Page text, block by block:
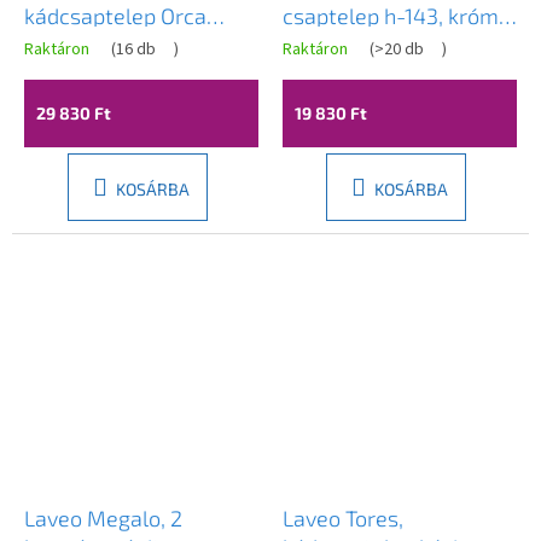
kádcsaptelep Orca
kézizuhany-szettel, 150
mm, matt fekete, LAV-
BLQA710D
Raktáron (16 db )
29 830 Ft
KOSÁRBA
csaptelep h-143, króm,
LAV-BLP_022D
Raktáron (>20 db )
19 830 Ft
KOSÁRBA
Laveo Megalo, 2
Laveo Tores,